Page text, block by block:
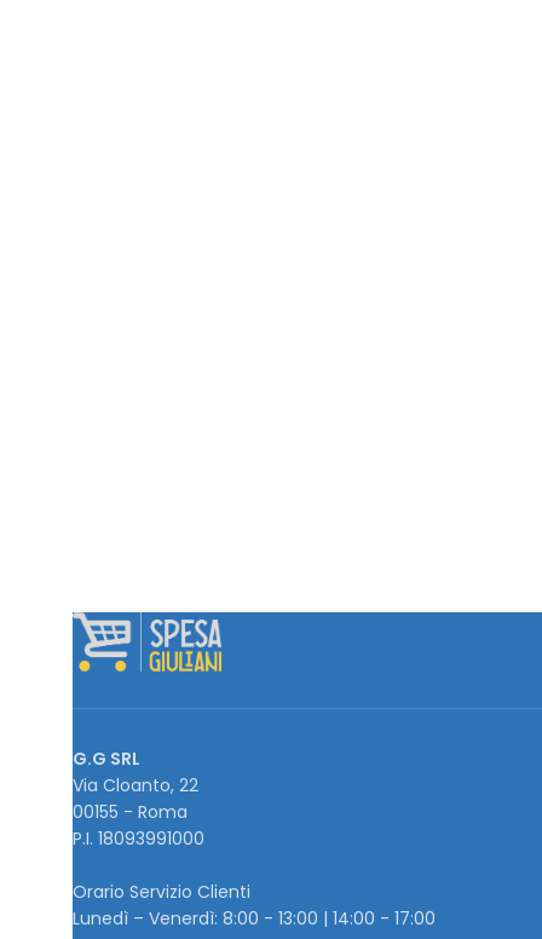
G.G SRL
Via Cloanto, 22
00155 - Roma
P.I. ‭18093991000
Orario Servizio Clienti
Lunedì – Venerdì: 8:00 - 13:00 | 14:00 - 17:00